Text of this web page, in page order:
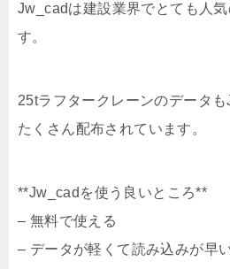
Jw_cadは建設業界でとても人
す。
25tラフタークレーンのデータ
たくさん配布されています。
**Jw_cadを使う良いところ**
– 無料で使える
– データが軽くて読み込みが早